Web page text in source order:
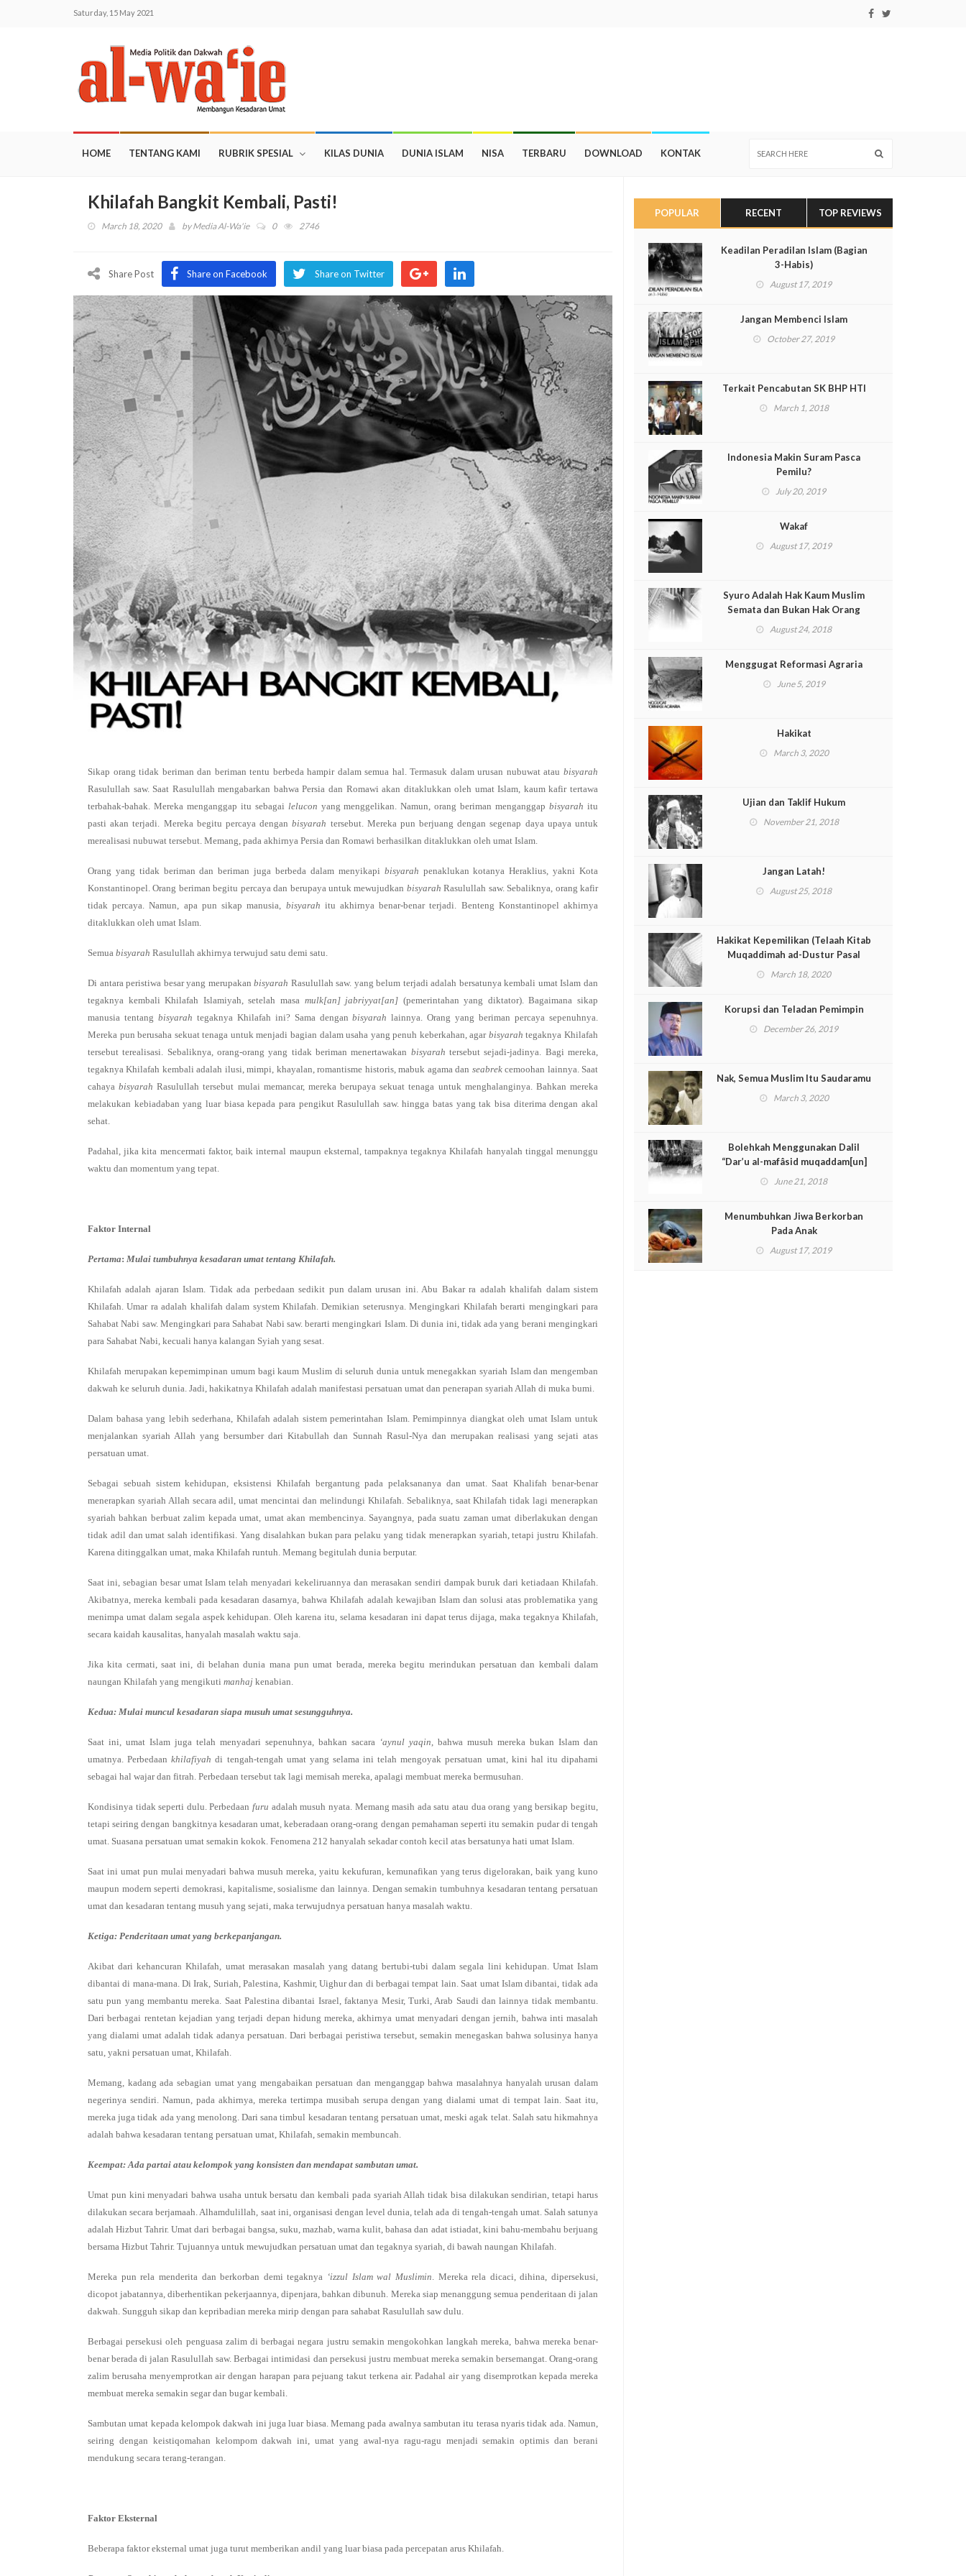
Saturday, 15 May 2021
HOME TENTANG KAMI RUBRIK SPESIAL KILAS DUNIA DUNIA ISLAM NISA TERBARU DOWNLOAD KONTAK
Khilafah Bangkit Kembali, Pasti!
March 18, 2020 byMedia Al-Wa'ie 0 2746
Share Post Share on Facebook Share on Twitter
Sikap orang tidak beriman dan beriman tentu berbeda hampir dalam semua hal. Termasuk dalam urusan nubuwat atau bisyarah
Rasulullah saw. Saat Rasulullah mengabarkan bahwa Persia dan Romawi akan ditaklukkan oleh umat Islam, kaum kafir tertawa
terbahak-bahak. Mereka menganggap itu sebagai lelucon yang menggelikan. Namun, orang beriman menganggapbisyarahitu
pasti akan terjadi. Mereka begitu percaya denganbisyarah tersebut. Mereka pun berjuang dengan segenap daya upaya untuk
merealisasi nubuwat tersebut. Memang, pada akhirnya Persia dan Romawi berhasilkan ditaklukkan oleh umat Islam.
Orang yang tidak beriman dan beriman juga berbeda dalam menyikapi bisyarah penaklukan kotanya Heraklius, yakni Kota
Konstantinopel. Orang beriman begitu percaya dan berupaya untuk mewujudkan bisyarah Rasulullah saw. Sebaliknya, orang kafir
tidak percaya. Namun, apa pun sikap manusia, bisyarah itu akhirnya benar-benar terjadi. Benteng Konstantinopel akhirnya
ditaklukkan oleh umat Islam.
Semua bisyarah Rasulullah akhirnya terwujud satu demi satu.
Di antara peristiwa besar yang merupakanbisyarah Rasulullah saw. yang belum terjadi adalah bersatunya kembali umat Islam dan
tegaknya kembali Khilafah Islamiyah, setelah masa mulk[an] jabriyyat[an] (pemerintahan yang diktator). Bagaimana sikap
manusia tentang bisyarah tegaknya Khilafah ini? Sama denganbisyarah lainnya. Orang yang beriman percaya sepenuhnya.
Mereka pun berusaha sekuat tenaga untuk menjadi bagian dalam usaha yang penuh keberkahan, agar bisyarah tegaknya Khilafah
tersebut terealisasi. Sebaliknya, orang-orang yang tidak beriman menertawakan bisyarah tersebut sejadi-jadinya. Bagi mereka,
tegaknya Khilafah kembali adalah ilusi, mimpi, khayalan, romantisme historis, mabuk agama dan seabrekcemoohan lainnya. Saat
cahayabisyarah Rasulullah tersebut mulai memancar, mereka berupaya sekuat tenaga untuk menghalanginya. Bahkan mereka
melakukan kebiadaban yang luar biasa kepada para pengikut Rasulullah saw. hingga batas yang tak bisa diterima dengan akal
sehat.
Padahal, jika kita mencermati faktor, baik internal maupun eksternal, tampaknya tegaknya Khilafah hanyalah tinggal menunggu
waktu dan momentum yang tepat.
Faktor Internal
Pertama: Mulai tumbuhnya kesadaran umat tentang Khilafah.
Khilafah adalah ajaran Islam. Tidak ada perbedaan sedikit pun dalam urusan ini. Abu Bakar ra adalah khalifah dalam sistem
Khilafah. Umar ra adalah khalifah dalam system Khilafah. Demikian seterusnya. Mengingkari Khilafah berarti mengingkari para
Sahabat Nabi saw. Mengingkari para Sahabat Nabi saw. berarti mengingkari Islam. Di dunia ini, tidak ada yang berani mengingkari
para Sahabat Nabi, kecuali hanya kalangan Syiah yang sesat.
Khilafah merupakan kepemimpinan umum bagi kaum Muslim di seluruh dunia untuk menegakkan syariah Islam dan mengemban
dakwah ke seluruh dunia. Jadi, hakikatnya Khilafah adalah manifestasi persatuan umat dan penerapan syariah Allah di muka bumi.
Dalam bahasa yang lebih sederhana, Khilafah adalah sistem pemerintahan Islam. Pemimpinnya diangkat oleh umat Islam untuk
menjalankan syariah Allah yang bersumber dari Kitabullah dan Sunnah Rasul-Nya dan merupakan realisasi yang sejati atas
persatuan umat.
Sebagai sebuah sistem kehidupan, eksistensi Khilafah bergantung pada pelaksananya dan umat. Saat Khalifah benar-benar
menerapkan syariah Allah secara adil, umat mencintai dan melindungi Khilafah. Sebaliknya, saat Khilafah tidak lagi menerapkan
syariah bahkan berbuat zalim kepada umat, umat akan membencinya. Sayangnya, pada suatu zaman umat diberlakukan dengan
tidak adil dan umat salah identifikasi. Yang disalahkan bukan para pelaku yang tidak menerapkan syariah, tetapi justru Khilafah.
Karena ditinggalkan umat, maka Khilafah runtuh. Memang begitulah dunia berputar.
Saat ini, sebagian besar umat Islam telah menyadari kekeliruannya dan merasakan sendiri dampak buruk dari ketiadaan Khilafah.
Akibatnya, mereka kembali pada kesadaran dasarnya, bahwa Khilafah adalah kewajiban Islam dan solusi atas problematika yang
menimpa umat dalam segala aspek kehidupan. Oleh karena itu, selama kesadaran ini dapat terus dijaga, maka tegaknya Khilafah,
secara kaidah kausalitas, hanyalah masalah waktu saja.
Jika kita cermati, saat ini, di belahan dunia mana pun umat berada, mereka begitu merindukan persatuan dan kembali dalam
naungan Khilafah yang mengikuti manhaj kenabian.
Kedua: Mulai muncul kesadaran siapa musuh umat sesungguhnya.
Saat ini, umat Islam juga telah menyadari sepenuhnya, bahkan sacara ‘aynul yaqin , bahwa musuh mereka bukan Islam dan
umatnya. Perbedaankhilafiyah di tengah-tengah umat yang selama ini telah mengoyak persatuan umat, kini hal itu dipahami
sebagai hal wajar dan fitrah. Perbedaan tersebut tak lagi memisah mereka, apalagi membuat mereka bermusuhan.
Kondisinya tidak seperti dulu. Perbedaanfuru adalah musuh nyata. Memang masih ada satu atau dua orang yang bersikap begitu,
tetapi seiring dengan bangkitnya kesadaran umat, keberadaan orang-orang dengan pemahaman seperti itu semakin pudar di tengah
umat. Suasana persatuan umat semakin kokok. Fenomena 212 hanyalah sekadar contoh kecil atas bersatunya hati umat Islam.
Saat ini umat pun mulai menyadari bahwa musuh mereka, yaitu kekufuran, kemunafikan yang terus digelorakan, baik yang kuno
maupun modern seperti demokrasi, kapitalisme, sosialisme dan lainnya. Dengan semakin tumbuhnya kesadaran tentang persatuan
umat dan kesadaran tentang musuh yang sejati, maka terwujudnya persatuan hanya masalah waktu.
Ketiga: Penderitaan umat yang berkepanjangan.
Akibat dari kehancuran Khilafah, umat merasakan masalah yang datang bertubi-tubi dalam segala lini kehidupan. Umat Islam
dibantai di mana-mana. Di Irak, Suriah, Palestina, Kashmir, Uighur dan di berbagai tempat lain. Saat umat Islam dibantai, tidak ada
satu pun yang membantu mereka. Saat Palestina dibantai Israel, faktanya Mesir, Turki, Arab Saudi dan lainnya tidak membantu.
Dari berbagai rentetan kejadian yang terjadi depan hidung mereka, akhirnya umat menyadari dengan jernih, bahwa inti masalah
yang dialami umat adalah tidak adanya persatuan. Dari berbagai peristiwa tersebut, semakin menegaskan bahwa solusinya hanya
satu, yakni persatuan umat, Khilafah.
Memang, kadang ada sebagian umat yang mengabaikan persatuan dan menganggap bahwa masalahnya hanyalah urusan dalam
negerinya sendiri. Namun, pada akhirnya, mereka tertimpa musibah serupa dengan yang dialami umat di tempat lain. Saat itu,
mereka juga tidak ada yang menolong. Dari sana timbul kesadaran tentang persatuan umat, meski agak telat. Salah satu hikmahnya
adalah bahwa kesadaran tentang persatuan umat, Khilafah, semakin membuncah.
Keempat: Ada partai atau kelompok yang konsisten dan mendapat sambutan umat.
Umat pun kini menyadari bahwa usaha untuk bersatu dan kembali pada syariah Allah tidak bisa dilakukan sendirian, tetapi harus
dilakukan secara berjamaah. Alhamdulillah, saat ini, organisasi dengan level dunia, telah ada di tengah-tengah umat. Salah satunya
adalah Hizbut Tahrir. Umat dari berbagai bangsa, suku, mazhab, warna kulit, bahasa dan adat istiadat, kini bahu-membahu berjuang
bersama Hizbut Tahrir. Tujuannya untuk mewujudkan persatuan umat dan tegaknya syariah, di bawah naungan Khilafah.
Mereka pun rela menderita dan berkorban demi tegaknya ‘izzul Islam wal Muslimin . Mereka rela dicaci, dihina, dipersekusi,
dicopot jabatannya, diberhentikan pekerjaannya, dipenjara, bahkan dibunuh. Mereka siap menanggung semua penderitaan di jalan
dakwah. Sungguh sikap dan kepribadian mereka mirip dengan para sahabat Rasulullah saw dulu.
Berbagai persekusi oleh penguasa zalim di berbagai negara justru semakin mengokohkan langkah mereka, bahwa mereka benar-
benar berada di jalan Rasulullah saw. Berbagai intimidasi dan persekusi justru membuat mereka semakin bersemangat. Orang-orang
zalim berusaha menyemprotkan air dengan harapan para pejuang takut terkena air. Padahal air yang disemprotkan kepada mereka
membuat mereka semakin segar dan bugar kembali.
Sambutan umat kepada kelompok dakwah ini juga luar biasa. Memang pada awalnya sambutan itu terasa nyaris tidak ada. Namun,
seiring dengan keistiqomahan kelompom dakwah ini, umat yang awal-nya ragu-ragu menjadi semakin optimis dan berani
mendukung secara terang-terangan.
Faktor Eksternal
Beberapa faktor eksternal umat juga turut memberikan andil yang luar biasa pada percepatan arus Khilafah.
POPULAR RECENT TOP REVIEWS
Keadilan Peradilan Islam (Bagian
3-Habis)
August 17, 2019
Jangan Membenci Islam
October 27, 2019
Terkait Pencabutan SK BHP HTI
March 1, 2018
Indonesia Makin Suram Pasca
Pemilu?
July 20, 2019
Wakaf
August 17, 2019
Syuro Adalah Hak Kaum Muslim
Semata dan Bukan Hak Orang
Kafir
August 24, 2018
Menggugat Reformasi Agraria
June 5, 2019
Hakikat
March 3, 2020
Ujian dan Taklif Hukum
November 21, 2018
Jangan Latah!
August 25, 2018
Hakikat Kepemilikan (Telaah Kitab
Muqaddimah ad-Dustur Pasal
126)
March 18, 2020
Korupsi dan Teladan Pemimpin
December 26, 2019
Nak, Semua Muslim Itu Saudaramu
March 3, 2020
Bolehkah Menggunakan Dalil
“Dar’u al-mafâsid muqaddam[un]
‘alâ jalbi al-mashâlih”?
June 21, 2018
Menumbuhkan Jiwa Berkorban
Pada Anak
August 17, 2019